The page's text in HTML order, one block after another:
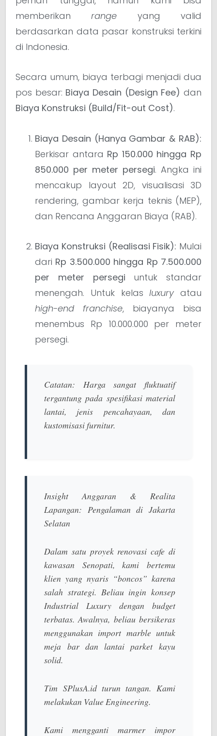
memberikanrange yang valid
berdasarkan data pasar konstruksi terkini
di Indonesia.
Secara umum, biaya terbagi menjadi dua
pos besar: Biaya Desain (Design Fee) dan
Biaya Konstruksi (Build/Fit-out Cost).
Biaya Desain (Hanya Gambar & RAB):
Berkisar antara Rp 150.000 hingga Rp
850.000 per meter persegi. Angka ini
mencakup layout 2D, visualisasi 3D
rendering, gambar kerja teknis (MEP),
dan Rencana Anggaran Biaya (RAB).
Biaya Konstruksi (Realisasi Fisik): Mulai
dari Rp 3.500.000 hingga Rp 7.500.000
per meter persegi untuk standar
menengah. Untuk kelasluxury atau
high-end franchise, biayanya bisa
menembus Rp 10.000.000 per meter
persegi.
Catatan: Harga sangat fluktuatif
tergantung pada spesifikasi material
lantai, jenis pencahayaan, dan
kustomisasi furnitur.
Insight Anggaran & Realita
Lapangan: Pengalaman di Jakarta
Selatan
Dalam satu proyek renovasi cafe di
kawasan Senopati, kami bertemu
klien yang nyaris “boncos” karena
salah strategi. Beliau ingin konsep
Industrial Luxury dengan budget
terbatas. Awalnya, beliau bersikeras
menggunakan import marbleuntuk
meja bar dan lantai parket kayu
solid.
Tim SPlusA.id turun tangan. Kami
melakukan Value Engineering.
Kami mengganti marmer impor